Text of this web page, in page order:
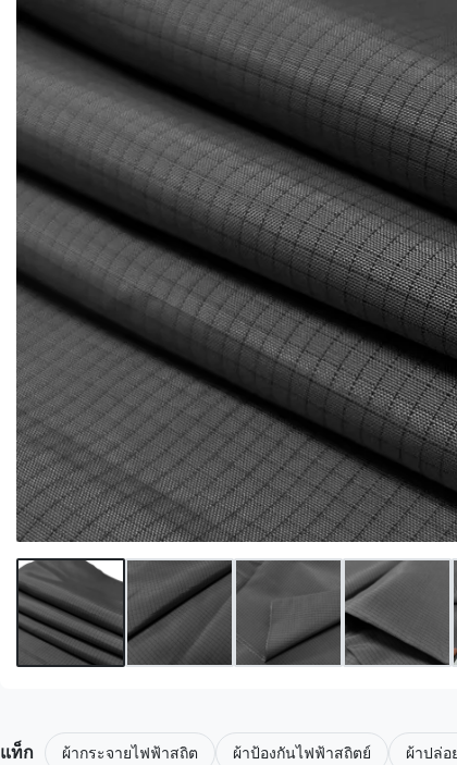
แท็ก ผ้ากระจายไฟฟ้าสถิต ผ้าป้องกันไฟฟ้าสถิตย์ ผ้าปล่อ